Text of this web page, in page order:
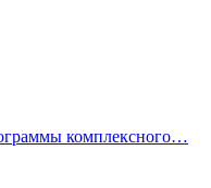
комплексного…